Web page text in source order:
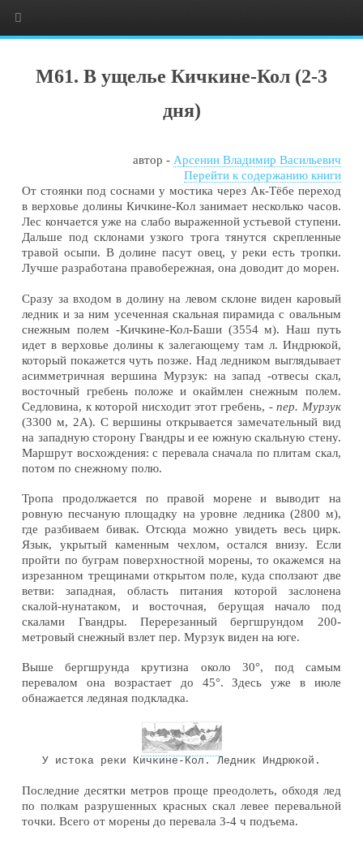
М61. В ущелье Кичкине-Кол (2-3
дня)
автор - Арсенин Владимир Васильевич
Перейти к содержанию книги
От стоянки под соснами у мостика через Ак-Тёбе переход
в верховье долины Кичкине-Кол занимает несколько часов.
Лес кончается уже на слабо выраженной устьевой ступени.
Дальше под склонами узкого трога тянутся скрепленные
травой осыпи. В долине пасут овец, у реки есть тропки.
Лучше разработана правобережная, она доводит до морен.
Сразу за входом в долину на левом склоне виден каровый
ледник и за ним усеченная скальная пирамида с овальным
снежным полем -Кичкине-Кол-Баши (3554 м). Наш путь
идет в верховье долины к залегающему там л. Индрюкой,
который покажется чуть позже. Над ледником выглядывает
асимметричная вершина Мурзук: на запад -отвесы скал,
восточный гребень положе и окаймлен снежным полем.
Седловина, к которой нисходит этот гребень, -пер. Мурзук
(3300 м, 2А). С вершины открывается замечательный вид
на западную сторону Гвандры и ее южную скальную стену.
Маршрут восхождения: с перевала сначала по плитам скал,
потом по снежному полю.
Тропа продолжается по правой морене и выводит на
ровную песчаную площадку на уровне ледника (2800 м),
где разбиваем бивак. Отсюда можно увидеть весь цирк.
Язык, укрытый каменным чехлом, остался внизу. Если
пройти по буграм поверхностной морены, то окажемся на
изрезанном трещинами открытом поле, куда сползают две
ветви: западная, область питания которой заслонена
скалой-нунатаком, и восточная, берущая начало под
скалами Гвандры. Перерезанный бергшрундом 200-
метровый снежный взлет пер. Мурзук виден на юге.
Выше бергшрунда крутизна около 30°, под самым
перевалом она возрастает до 45°. Здесь уже в июле
обнажается ледяная подкладка.
У истока реки Кичкине-Кол. Ледник Индрюкой.
Последние десятки метров проще преодолеть, обходя лед
по полкам разрушенных красных скал левее перевальной
точки. Всего от морены до перевала 3-4 ч подъема.